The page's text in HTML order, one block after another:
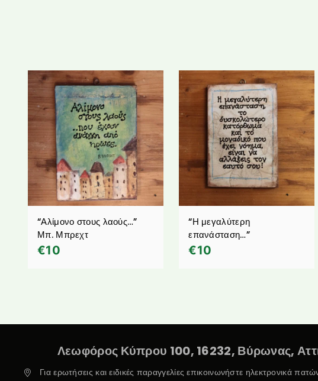
“Αλίμονο στους λαούς…”
Μπ. Μπρεχτ
€10
“Η μεγαλύτερη
επανάσταση…”
€10
Λεωφόρος Κύπρου 100, 16232, Βύρωνας,
Για ερωτήσεις και ειδικές παραγγελίες επικοινωνήστε ηλεκτρονικά